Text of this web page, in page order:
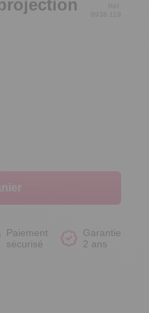
Réf.
9938.119
Paiement
sécurisé
Garantie
2 ans